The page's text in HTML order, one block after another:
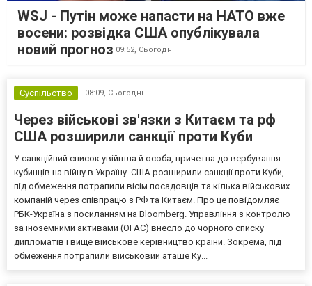
WSJ - Путін може напасти на НАТО вже
восени: розвідка США опублікувала
новий прогноз 09:52, Сьогодні
Суспільство 08:09, Сьогодні
Через військові зв'язки з Китаєм та рф
США розширили санкції проти Куби
У санкційний список увійшла й особа, причетна до вербування
кубинців на війну в Україну. США розширили санкції проти Куби,
під обмеження потрапили вісім посадовців та кілька військових
компаній через співпрацю з РФ та Китаєм. Про це повідомляє
РБК-Україна з посиланням на Bloomberg. Управління з контролю
за іноземними активами (OFAC) внесло до чорного списку
дипломатів і вище військове керівництво країни. Зокрема, під
обмеження потрапили військовий аташе Ку...